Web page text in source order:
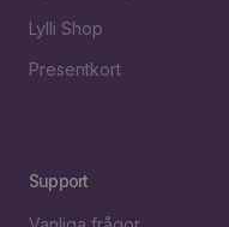
Lylli Shop
Presentkort
Support